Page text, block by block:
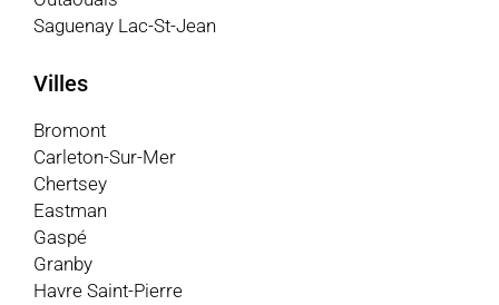
Saguenay Lac-St-Jean
Villes
Bromont
Carleton-Sur-Mer
Chertsey
Eastman
Gaspé
Granby
Havre Saint-Pierre